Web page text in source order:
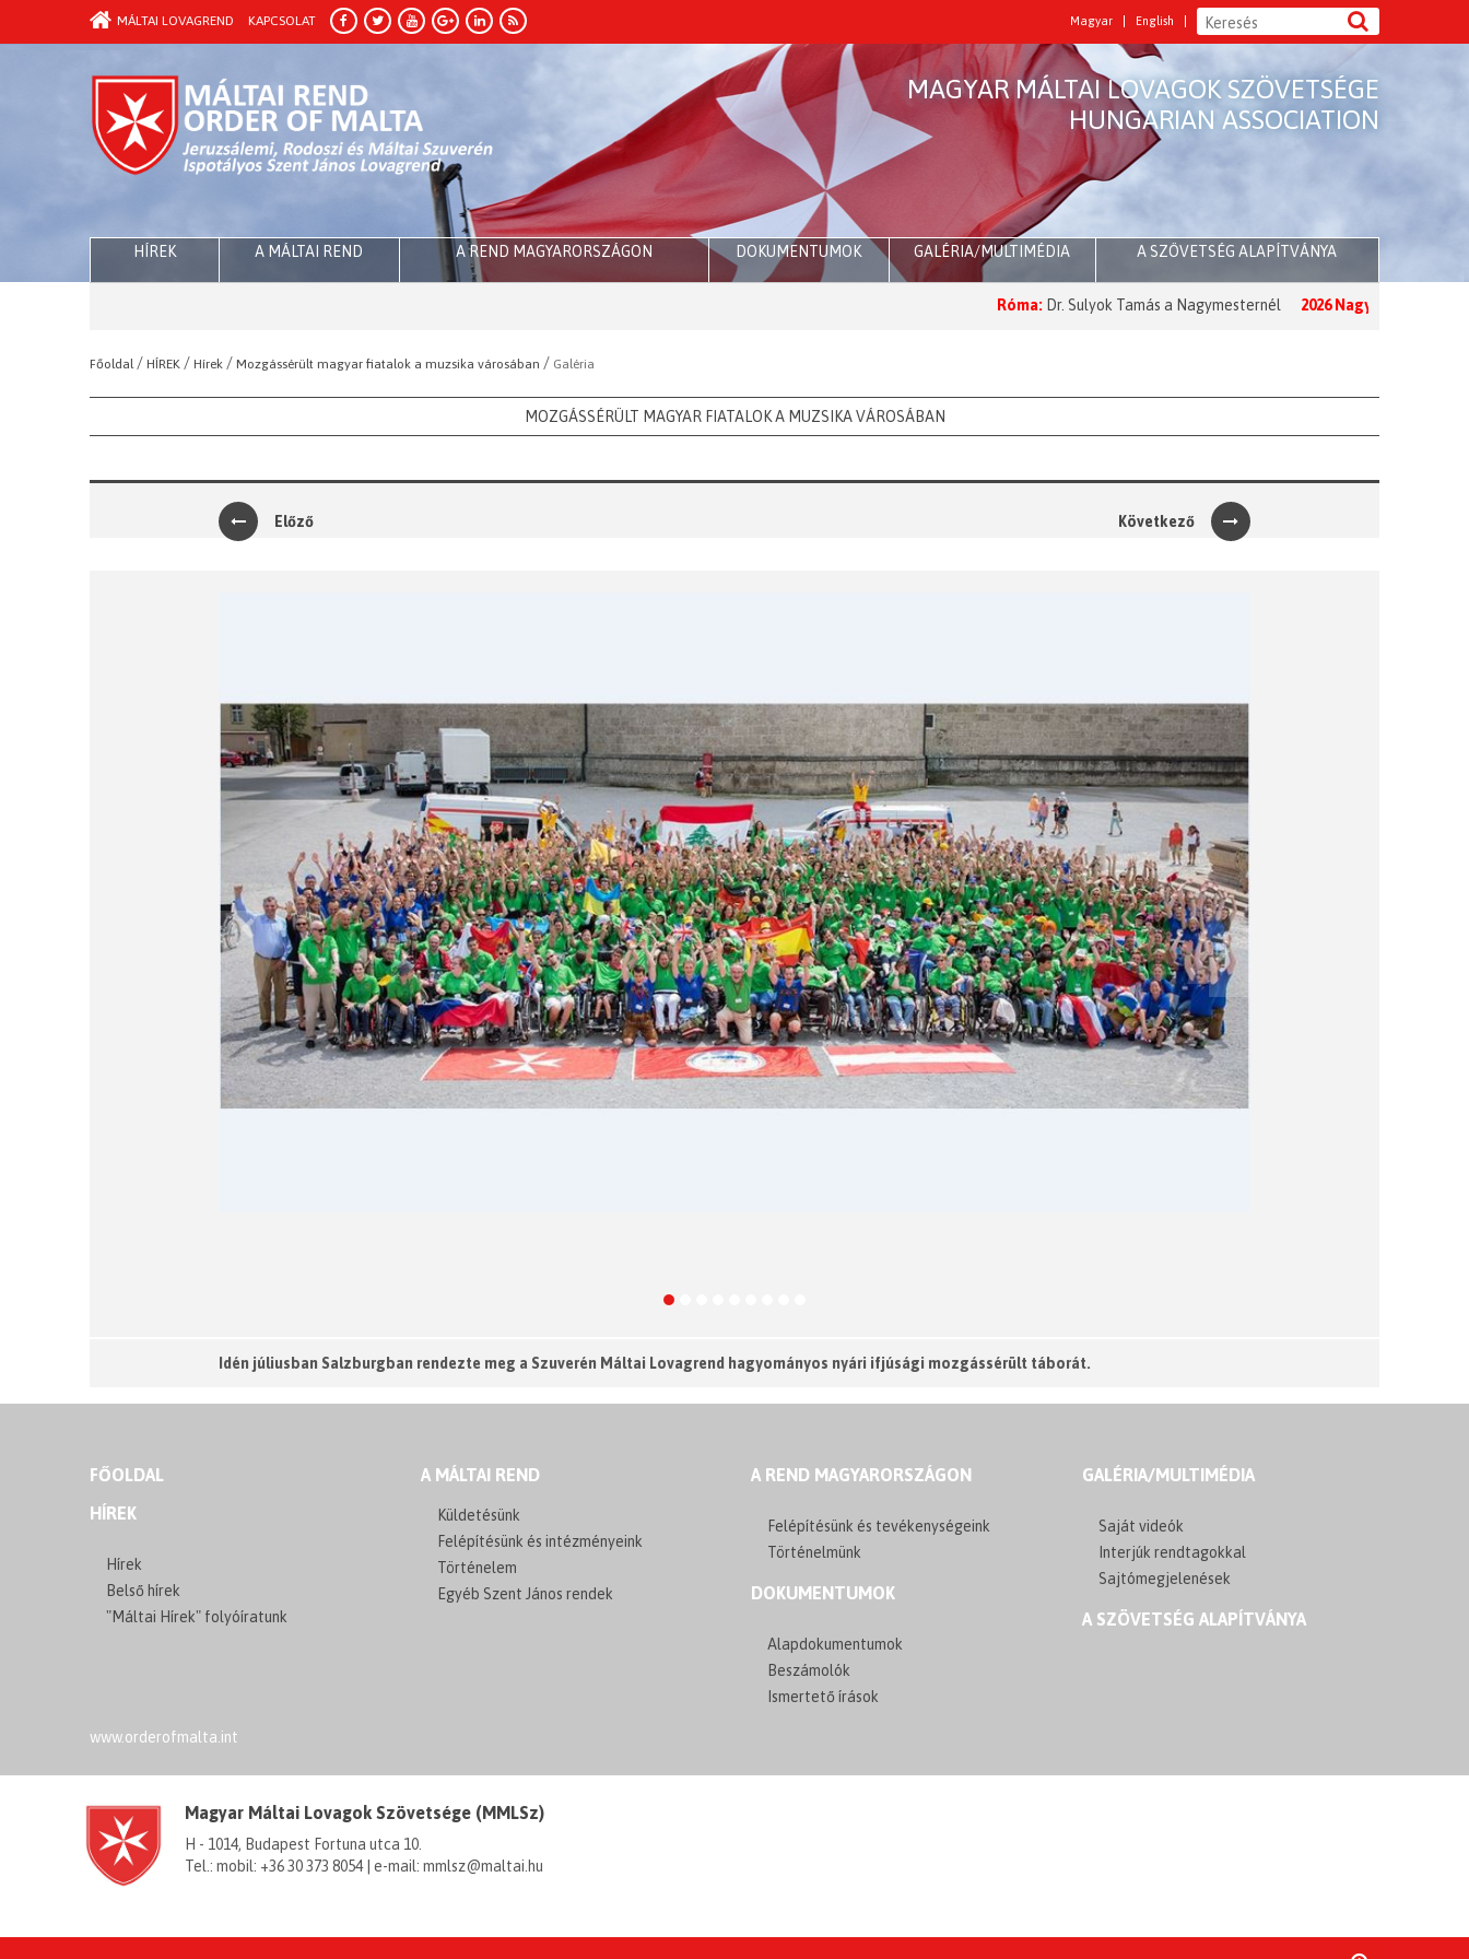
Magyar English
MÁLTAI LOVAGREND KAPCSOLAT
MAGYAR MÁLTAI LOVAGOK SZÖVETSÉGE
HUNGARIAN ASSOCIATION
HÍREK A MÁLTAI REND A REND MAGYARORSZÁGON DOKUMENTUMOK GALÉRIA/MULTIMÉDIA A SZÖVETSÉG ALAPÍTVÁNYA
Róma:Dr. Sulyok Tamás a Nagymesternél 2026 Nagyböjt:
Főoldal / HÍREK / Hírek / Mozgássérült magyar fiatalok a muzsika városában / Galéria
MOZGÁSSÉRÜLT MAGYAR FIATALOK A MUZSIKA VÁROSÁBAN
Előző Következő
Previous Next
Idén júliusban Salzburgban rendezte meg a Szuverén Máltai Lovagrend hagyományos nyári ifjúsági mozgássérült táborát.
FŐOLDAL
HÍREK
Hírek
Belső hírek
"Máltai Hírek" folyóíratunk
A MÁLTAI REND
Küldetésünk
Felépítésünk és intézményeink
Történelem
Egyéb Szent János rendek
A REND MAGYARORSZÁGON
Felépítésünk és tevékenységeink
Történelmünk
DOKUMENTUMOK
Alapdokumentumok
Beszámolók
Ismertető írások
GALÉRIA/MULTIMÉDIA
Saját videók
Interjúk rendtagokkal
Sajtómegjelenések
A SZÖVETSÉG ALAPÍTVÁNYA
www.orderofmalta.int
Magyar Máltai Lovagok Szövetsége (MMLSz)
H - 1014, Budapest Fortuna utca 10.
Tel.: mobil: +36 30 373 8054 | e-mail: mmlsz@maltai.hu